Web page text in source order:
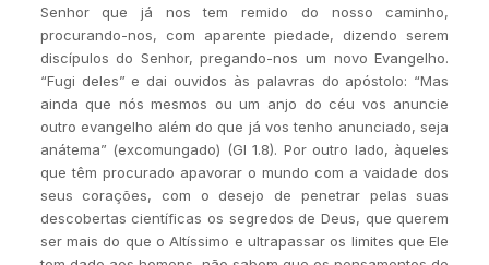
Senhor que já nos tem remido do nosso caminho,
procurando-nos, com aparente piedade, dizendo serem
discípulos do Senhor, pregando-nos um novo Evangelho.
“Fugi deles” e dai ouvidos às palavras do apóstolo: “Mas
ainda que nós mesmos ou um anjo do céu vos anuncie
outro evangelho além do que já vos tenho anunciado, seja
anátema” (excomungado) (Gl 1.8). Por outro lado, àqueles
que têm procurado apavorar o mundo com a vaidade dos
seus corações, com o desejo de penetrar pelas suas
descobertas científicas os segredos de Deus, que querem
ser mais do que o Altíssimo e ultrapassar os limites que Ele